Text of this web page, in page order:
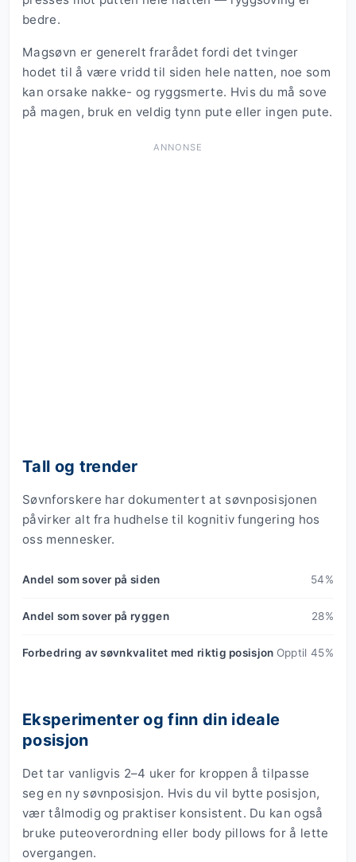
bedre.
Magsøvn er generelt frarådet fordi det tvinger
hodet til å være vridd til siden hele natten, noe som
kan orsake nakke- og ryggsmerte. Hvis du må sove
på magen, bruk en veldig tynn pute eller ingen pute.
ANNONSE
Tall og trender
Søvnforskere har dokumentert at søvnposisjonen
påvirker alt fra hudhelse til kognitiv fungering hos
oss mennesker.
Andel som sover på siden 54%
Andel som sover på ryggen 28%
Forbedring av søvnkvalitet med riktig posisjon Opptil 45%
Eksperimenter og finn din ideale
posisjon
Det tar vanligvis 2–4 uker for kroppen å tilpasse
seg en ny søvnposisjon. Hvis du vil bytte posisjon,
vær tålmodig og praktiser konsistent. Du kan også
bruke puteoverordning eller body pillows for å lette
overgangen.